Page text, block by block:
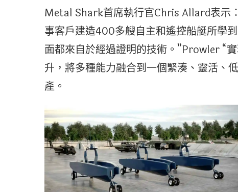
Metal Shark首席執行官Chris Allard表示
事客戶建造400多艘自主和遙控船艇所學
面都來自於經過證明的技術。”Prowler “
升，將多種能力融合到一個緊湊、靈活、
產。